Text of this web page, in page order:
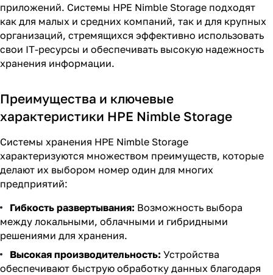
приложений. Системы HPE Nimble Storage подходят
как для малых и средних компаний, так и для крупных
организаций, стремящихся эффективно использовать
свои IT-ресурсы и обеспечивать высокую надежность
хранения информации.
Преимущества и ключевые
характеристики HPE Nimble Storage
Системы хранения HPE Nimble Storage
характеризуются множеством преимуществ, которые
делают их выбором номер один для многих
предприятий:
Гибкость развертывания: Возможность выбора
между локальными, облачными и гибридными
решениями для хранения.
Высокая производительность: Устройства
обеспечивают быструю обработку данных благодаря